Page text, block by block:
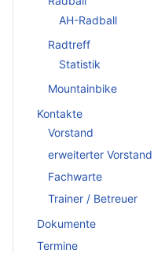
AH-Radball
Radtreff
Statistik
Mountainbike
Kontakte
Vorstand
erweiterter Vorstand
Fachwarte
Trainer / Betreuer
Dokumente
Termine